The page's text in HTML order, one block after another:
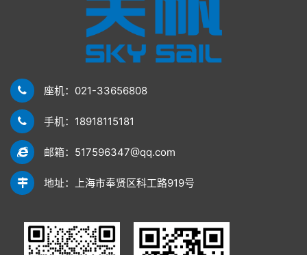
座机：021-33656808
手机：18918115181
邮箱：517596347@qq.com
地址：上海市奉贤区科工路919号